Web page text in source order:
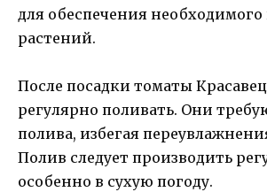
для обеспечения
растений.
После посадки томаты
регулярно поливать. Они
полива, избегая
Полив следует производить
особенно в сухую погоду.